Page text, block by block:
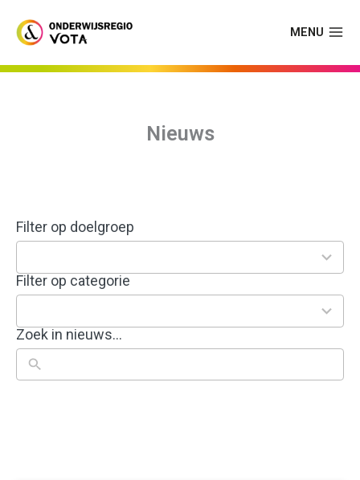
content
MENU
Nieuws
Filter op doelgroep
1
Filter op categorie
1
result
Zoek in nieuws…